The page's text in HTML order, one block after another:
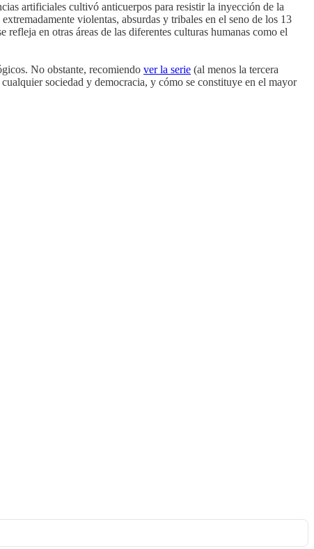
artificiales cultivó anticuerpos para resistir la inyección de la
violentas, absurdas y tribales en el seno de los 13
refleja en otras áreas de las diferentes culturas humanas como el
No obstante, recomiendo ver la serie (al menos la tercera
sociedad y democracia, y cómo se constituye en el mayor